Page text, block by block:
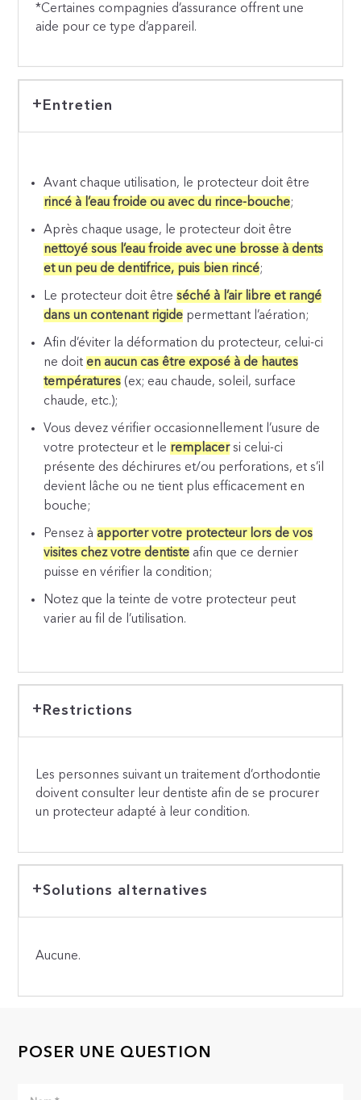
*Certaines compagnies d’assurance offrent une
aide pour ce type d’appareil.
Entretien
Avant chaque utilisation, le protecteur doit être
rincé à l’eau froide ou avec du rince-bouche;
Après chaque usage, le protecteur doit être
nettoyé sous l’eau froide avec une brosse à dents
et un peu de dentifrice, puis bien rincé;
Le protecteur doit êtreséché à l’air libre et rangé
dans un contenant rigide permettant l’aération;
Afin d’éviter la déformation du protecteur, celui-ci
ne doit en aucun cas être exposé à de hautes
températures (ex; eau chaude, soleil, surface
chaude, etc.);
Vous devez vérifier occasionnellement l’usure de
votre protecteur et le remplacersi celui-ci
présente des déchirures et/ou perforations, et s’il
devient lâche ou ne tient plus efficacement en
bouche;
Pensez à apporter votre protecteur lors de vos
visites chez votre dentiste afin que ce dernier
puisse en vérifier la condition;
Notez que la teinte de votre protecteur peut
varier au fil de l’utilisation.
Restrictions
Les personnes suivant un traitement d’orthodontie
doivent consulter leur dentiste afin de se procurer
un protecteur adapté à leur condition.
Solutions alternatives
Aucune.
POSER UNE QUESTION